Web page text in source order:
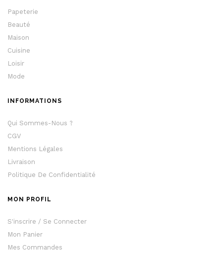
Papeterie
Beauté
Maison
Cuisine
Loisir
Mode
INFORMATIONS
Qui Sommes-Nous ?
CGV
Mentions Légales
Livraison
Politique De Confidentialité
MON PROFIL
S'inscrire / Se Connecter
Mon Panier
Mes Commandes